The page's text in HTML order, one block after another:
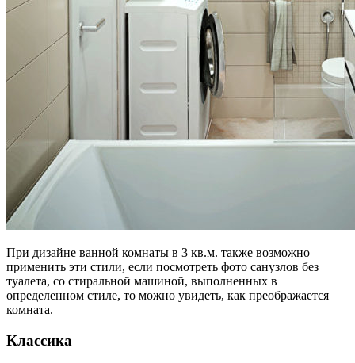
При дизайне ванной комнаты в 3 кв.м. также возможно
применить эти стили, если посмотреть фото санузлов без
туалета, со стиральной машиной, выполненных в
определенном стиле, то можно увидеть, как преображается
комната.
Классика